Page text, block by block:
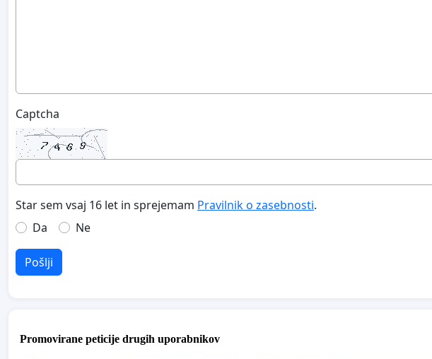
Captcha
Star sem vsaj 16 let in sprejemam Pravilnik o zasebnosti.
Da
Ne
Pošlji
Promovirane peticije drugih uporabnikov